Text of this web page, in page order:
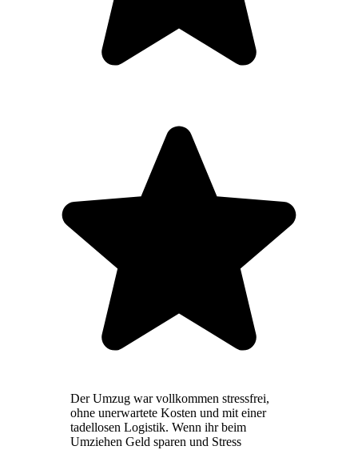
Der Umzug war vollkommen stressfrei,
ohne unerwartete Kosten und mit einer
tadellosen Logistik. Wenn ihr beim
Umziehen Geld sparen und Stress